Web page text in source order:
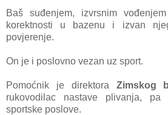
Baš suđenjem, izvrsnim
korektnosti u bazenu i izvan
povjerenje.
On je i poslovno vezan uz sport.
Pomoćnik je direktora Zimskog
rukovodilac nastave plivanja, pa
sportske poslove.